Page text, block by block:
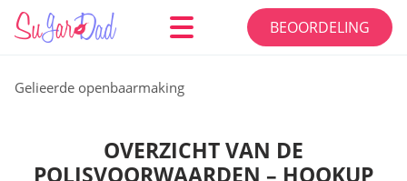
BEOORDELING
Gelieerde openbaarmaking
OVERZICHT VAN DE
POLISVOORWAARDEN – HOOKUP